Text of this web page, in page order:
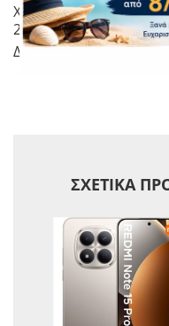
Χωρητικότητα
25W wired)
Δακτυλικό αποτύπωμα
ΣΧΕΤΙΚΆ